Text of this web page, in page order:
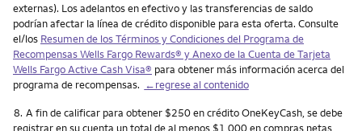
externas). Los adelantos en efectivo y las transferencias de saldo
podrían afectar la línea de crédito disponible para esta oferta. Consulte
el/los Resumen de los Términos y Condiciones del Programa de
RecompensasWells Fargo Rewards® y Anexo de la Cuenta de Tarjeta
Wells Fargo Active Cash Visa® para obtener más información acerca del
programa de recompensas. ←regrese al contenido
Nota
8. A fin de calificar para obtener $250 en crédito OneKeyCash, se debe
registrar en su cuenta un total de al menos $1,000 en compras netas